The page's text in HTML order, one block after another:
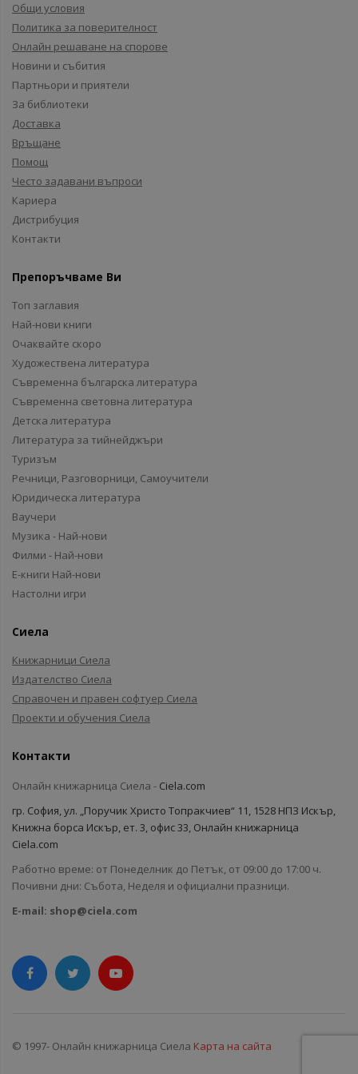
Общи условия
Политика за поверителност
Онлайн решаване на спорове
Новини и събития
Партньори и приятели
За библиотеки
Доставка
Връщане
Помощ
Често задавани въпроси
Кариера
Дистрибуция
Контакти
Препоръчваме Ви
Топ заглавия
Най-нови книги
Очаквайте скоро
Художествена литература
Съвременна българска литература
Съвременна световна литература
Детска литература
Литература за тийнейджъри
Туризъм
Речници, Разговорници, Самоучители
Юридическа литература
Ваучери
Музика - Най-нови
Филми - Най-нови
Е-книги Най-нови
Настолни игри
Сиела
Книжарници Сиела
Издателство Сиела
Справочен и правен софтуер Сиела
Проекти и обучения Сиела
Контакти
Онлайн книжарница Сиела - Ciela.com
гр. София, ул. „Поручик Христо Топракчиев“ 11, 1528 НПЗ Искър,
Книжна борса Искър, ет. 3, офис 33, Онлайн книжарница
Ciela.com
Работно време: от Понеделник до Петък, от 09:00 до 17:00 ч.
Почивни дни: Събота, Неделя и официални празници.
E-mail: shop@ciela.com
© 1997- Онлайн книжарница Сиела Карта на сайта